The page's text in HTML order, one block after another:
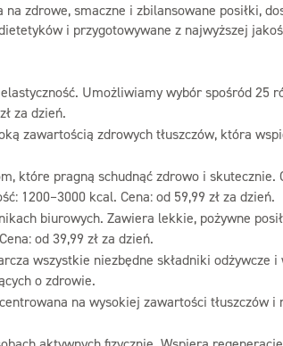
zdrowe, smaczne i zbilansowane posiłki,
i przygotowywane z najwyższej
Umożliwiamy wybór spośród 25
za dzień.
zawartością zdrowych tłuszczów, która
które pragną schudnąć zdrowo i
1200–3000 kcal. Cena: od 59,99 zł za dzień.
biurowych. Zawiera lekkie, pożywne
od 39,99 zł za dzień.
wszystkie niezbędne składniki
o zdrowie.
na wysokiej zawartości